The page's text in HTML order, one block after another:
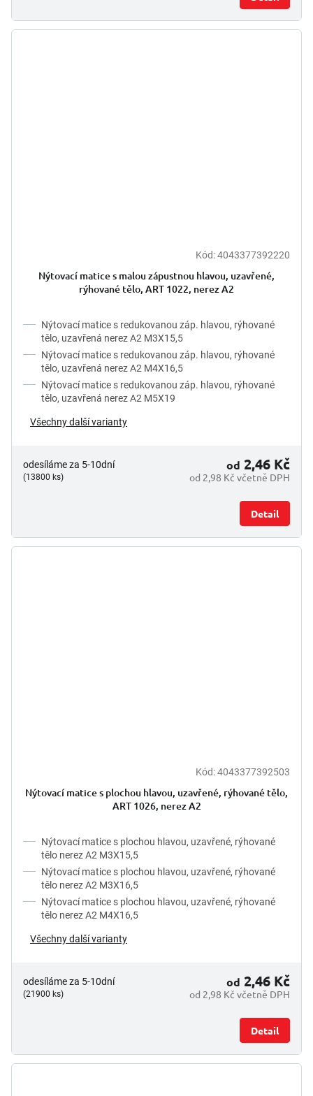
Kód:4043377392220
Nýtovací matice s malou zápustnou hlavou, uzavřené,
rýhované tělo, ART 1022, nerez A2
Nýtovací matice s redukovanou záp. hlavou, rýhované
tělo, uzavřená nerez A2 M3X15,5
Nýtovací matice s redukovanou záp. hlavou, rýhované
tělo, uzavřená nerez A2 M4X16,5
Nýtovací matice s redukovanou záp. hlavou, rýhované
tělo, uzavřená nerez A2 M5X19
Všechny další varianty
odesíláme za 5-10dní
(13800 ks) od 2,98 Kč včetně DPH
od 2,46 Kč
Detail
Kód:4043377392503
Nýtovací matice s plochou hlavou, uzavřené, rýhované tělo,
ART 1026, nerez A2
Nýtovací matice s plochou hlavou, uzavřené, rýhované
tělo nerez A2 M3X15,5
Nýtovací matice s plochou hlavou, uzavřené, rýhované
tělo nerez A2 M3X16,5
Nýtovací matice s plochou hlavou, uzavřené, rýhované
tělo nerez A2 M4X16,5
Všechny další varianty
odesíláme za 5-10dní
(21900 ks) od 2,98 Kč včetně DPH
od 2,46 Kč
Detail